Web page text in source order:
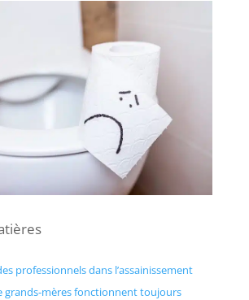
professionnels dans l’assainissement
grands-mères fonctionnent toujours